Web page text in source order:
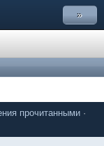
»
прочитанными ·